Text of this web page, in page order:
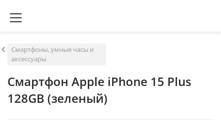
Смартфоны, умные часы и
аксессуары
Смартфон Apple iPhone 15 Plus
128GB (зеленый)